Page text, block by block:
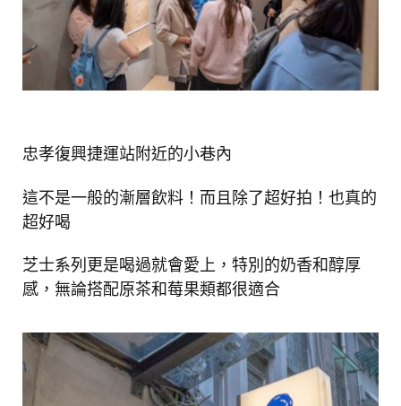
忠孝復興捷運站附近的小巷內
這不是一般的漸層飲料！而且除了超好拍！也真的
超好喝
芝士系列更是喝過就會愛上，特別的奶香和醇厚
感，無論搭配原茶和莓果類都很適合